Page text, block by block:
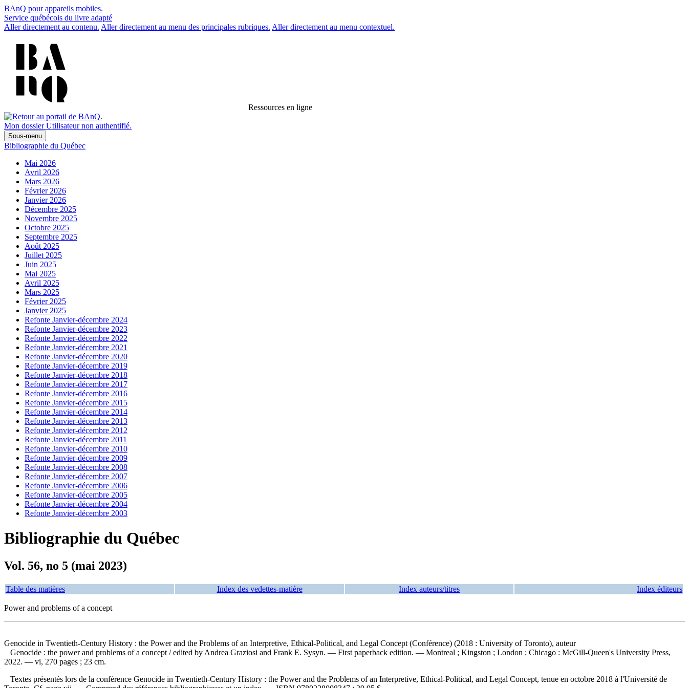
BAnQ pour appareils mobiles.
Service québécois du livre adapté
Aller directement au contenu. Aller directement au menu des principales rubriques. Aller directement au menu contextuel.
Ressources en ligne
Mon dossier Utilisateur non authentifié.
Sous-menu
Bibliographie du Québec
Mai 2026
Avril 2026
Mars 2026
Février 2026
Janvier 2026
Décembre 2025
Novembre 2025
Octobre 2025
Septembre 2025
Août 2025
Juillet 2025
Juin 2025
Mai 2025
Avril 2025
Mars 2025
Février 2025
Janvier 2025
Refonte Janvier-décembre 2024
Refonte Janvier-décembre 2023
Refonte Janvier-décembre 2022
Refonte Janvier-décembre 2021
Refonte Janvier-décembre 2020
Refonte Janvier-décembre 2019
Refonte Janvier-décembre 2018
Refonte Janvier-décembre 2017
Refonte Janvier-décembre 2016
Refonte Janvier-décembre 2015
Refonte Janvier-décembre 2014
Refonte Janvier-décembre 2013
Refonte Janvier-décembre 2012
Refonte Janvier-décembre 2011
Refonte Janvier-décembre 2010
Refonte Janvier-décembre 2009
Refonte Janvier-décembre 2008
Refonte Janvier-décembre 2007
Refonte Janvier-décembre 2006
Refonte Janvier-décembre 2005
Refonte Janvier-décembre 2004
Refonte Janvier-décembre 2003
Bibliographie du Québec
Vol. 56, no 5 (mai 2023)
Table des matières Index des vedettes-matière Index auteurs/titres Index éditeurs
Power and problems of a concept
Genocide in Twentieth-Century History : the Power and the Problems of an Interpretive, Ethical-Political, and Legal Concept (Conférence) (2018 : University of Toronto), auteur
Genocide : the power and problems of a concept / edited by Andrea Graziosi and Frank E. Sysyn. — First paperback edition. — Montreal ; Kingston ; London ; Chicago : McGill-Queen's University Press,
2022. — vi, 270 pages ; 23 cm.
Textes présentés lors de la conférence Genocide in Twentieth-Century History : the Power and the Problems of an Interpretive, Ethical-Political, and Legal Concept, tenue en octobre 2018 à l'Université de